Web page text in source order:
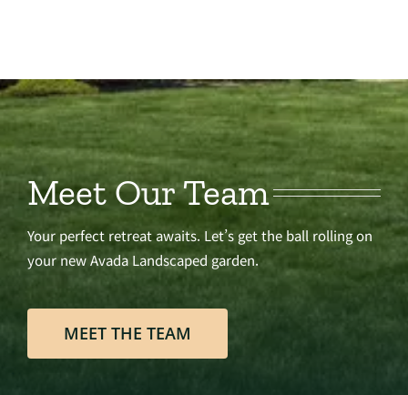
Meet Our Team
Your perfect retreat awaits. Let’s get the ball rolling on
your new Avada Landscaped garden.
MEET THE TEAM